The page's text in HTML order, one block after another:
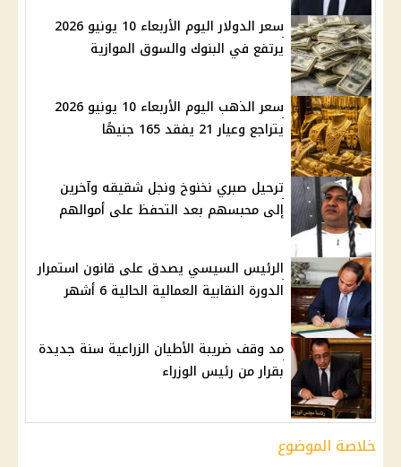
سعر الدولار اليوم الأربعاء 10 يونيو 2026
يرتفع في البنوك والسوق الموازية
سعر الذهب اليوم الأربعاء 10 يونيو 2026
يتراجع وعيار 21 يفقد 165 جنيهًا
ترحيل صبري نخنوخ ونجل شقيقه وآخرين
إلى محبسهم بعد التحفظ على أموالهم
الرئيس السيسي يصدق على قانون استمرار
الدورة النقابية العمالية الحالية 6 أشهر
مد وقف ضريبة الأطيان الزراعية سنة جديدة
بقرار من رئيس الوزراء
خلاصة الموضوع